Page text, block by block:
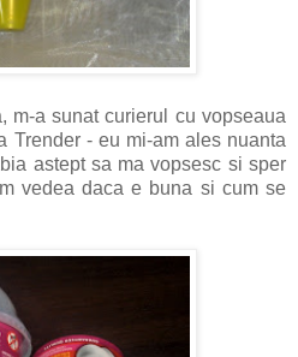
m-a sunat curierul cu vopseaua
Trender - eu mi-am ales nuanta
astept sa ma vopsesc si sper
vedea daca e buna si cum se